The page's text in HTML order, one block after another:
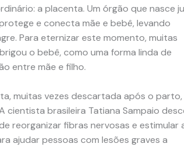
a placenta. Um órgão que nasce
e conecta mãe e bebê, levando
Para eternizar este momento, muitas
o bebê, como uma forma linda de
entre mãe e filho.
muitas vezes descartada após o parto,
brasileira Tatiana Sampaio
reorganizar fibras nervosas e estimular
ajudar pessoas com lesões graves a